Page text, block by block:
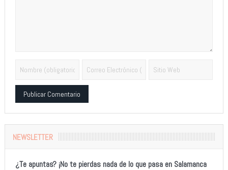
NEWSLETTER
¿Te apuntas? ¡No te pierdas nada de lo que pasa en Salamanca